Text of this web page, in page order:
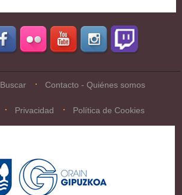
Buscar Contacto - Quiénes somos
Privacidad Política de Cookies